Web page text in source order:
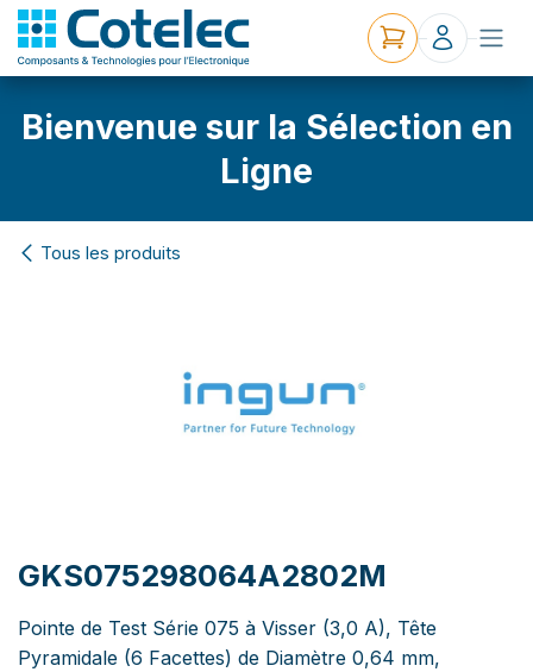
Bienvenue sur la Sélection en
Ligne
Tous les produits
GKS075298064A2802M
Pointe de Test Série 075 à Visser (3,0 A), Tête
Pyramidale (6 Facettes) de Diamètre 0,64 mm,